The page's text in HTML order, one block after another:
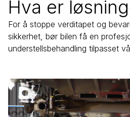
Hva er
For å stoppe verditapet og
sikkerhet, bør bilen få en
understellsbehandling tilpasset